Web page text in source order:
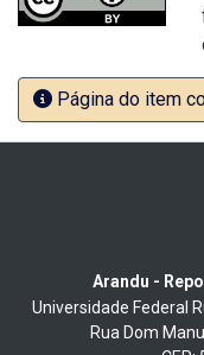
Página do item
Arandu -
Universidade Federal
Rua Dom